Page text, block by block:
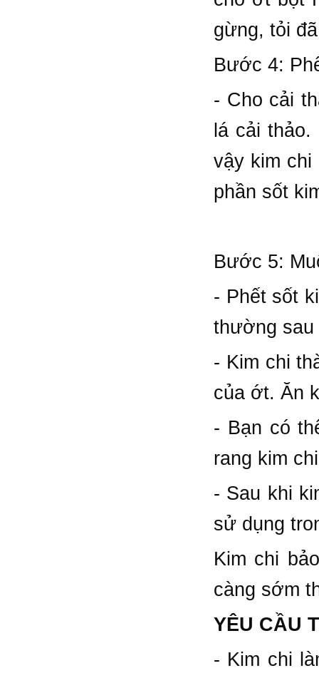
gừng, tỏi
Bước 4:
- Cho cải
lá cải
vậy kim chi
phần sốt
Bước 5:
- Phết sốt
thường
- Kim chi
của ớt. Ăn
- Bạn có
rang kim
- Sau khi
sử dụng
Kim chi
càng sớm
YÊU CẦU
- Kim chi